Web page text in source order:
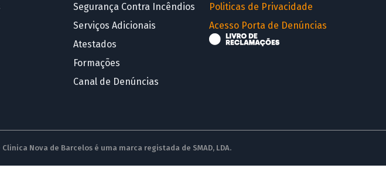
Segurança Contra Incêndios
Serviços Adicionais
Atestados
Formações
Canal de Denúncias
Politicas de Privacidade
Acesso Porta de Denúncias
Nova de Barcelos é uma marca registada de SMAD, LDA.